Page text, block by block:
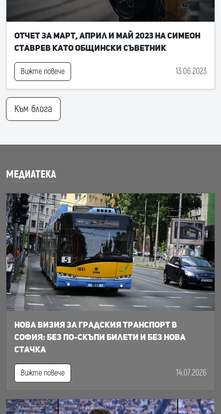
Отчет за март, април и май 2023 на Симеон
Ставрев като общински съветник
Вижте повече 13.06.2023
Към блога
МЕДИАТЕКА
Нова визия за градския транспорт в
София: Без по-скъпи билети и без нова
стачка
Вижте повече 14.07.2026